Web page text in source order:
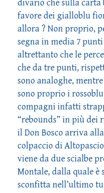
divario che sulla
favore dei gialloblu
allora ? Non proprio,
segna in media 7
altrettanto che le
che da tre punti,
sono analoghe,
sono proprio i
compagni infatti
“rebounds” in più dei
il Don Bosco arriva
colpaccio di
viene da due scialbe
Montale, dalla quale è
sconfitta nell’ultimo